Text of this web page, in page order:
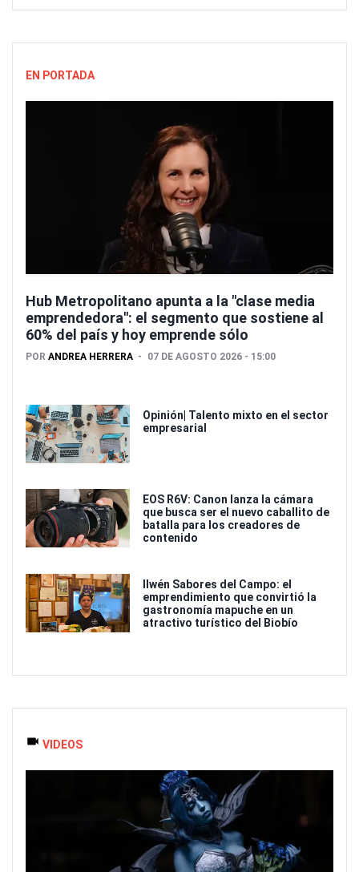
EN PORTADA
Hub Metropolitano apunta a la "clase media
emprendedora": el segmento que sostiene al
60% del país y hoy emprende sólo
POR ANDREA HERRERA 07 DE AGOSTO 2026 - 15:00
Opinión| Talento mixto en el sector
empresarial
EOS R6V: Canon lanza la cámara
que busca ser el nuevo caballito de
batalla para los creadores de
contenido
Ilwén Sabores del Campo: el
emprendimiento que convirtió la
gastronomía mapuche en un
atractivo turístico del Biobío
VIDEOS